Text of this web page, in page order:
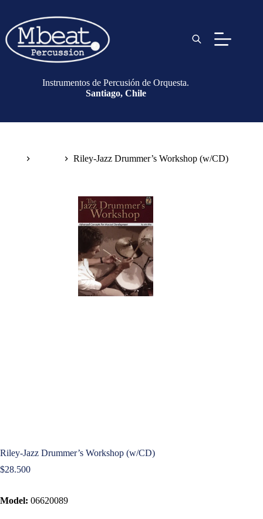
Instrumentos de Percusión de Orquesta.
Santiago, Chile
Riley-Jazz Drummer’s Workshop (w/CD)
Riley-Jazz Drummer’s Workshop (w/CD)
$28.500
Model: 06620089